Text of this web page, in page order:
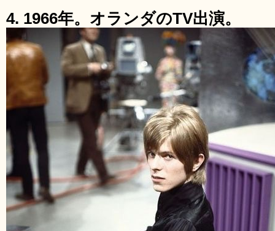
4. 1966年。オランダのTV出演。